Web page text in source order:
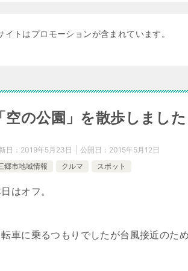
イトはプロモーションが含まれています。
「空の公園」を散歩しました
日： 2019年5月23日 公開日： 2015年5月12日
郷市地域情報
クルマ スポット
はオフ。
転車に乗るつもりでしたが台風接近のた